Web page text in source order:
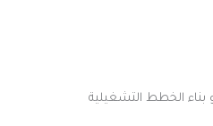
و بناء الخطط التشغيلية